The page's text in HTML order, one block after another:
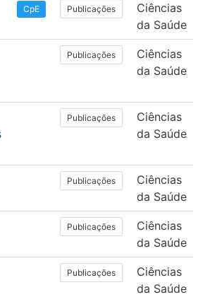
CpE Publicações
Ciências
da Saúde
Publicações
Ciências
da Saúde
Publicações
Ciências
da Saúde
Publicações
Ciências
da Saúde
Publicações
Ciências
da Saúde
Publicações
Ciências
da Saúde